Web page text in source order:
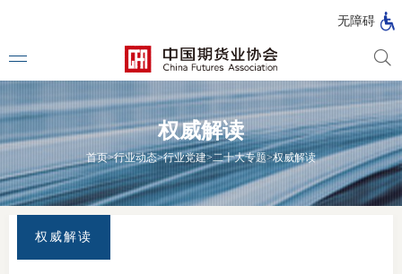
无障碍
法律法
行政法
权威解读
首页>行业动态>行业党建>二十大专题>权威解读
权威解读
市
货
司
险
理
司
产
理
司